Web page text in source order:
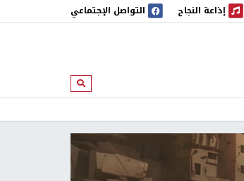
إذاعة النجاح
إذاعة النجاح التواصل الإجتماعي
ابحث